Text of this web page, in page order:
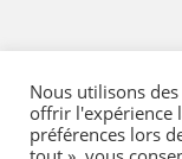
Nous utilisons
offrir l'expérience
préférences lors